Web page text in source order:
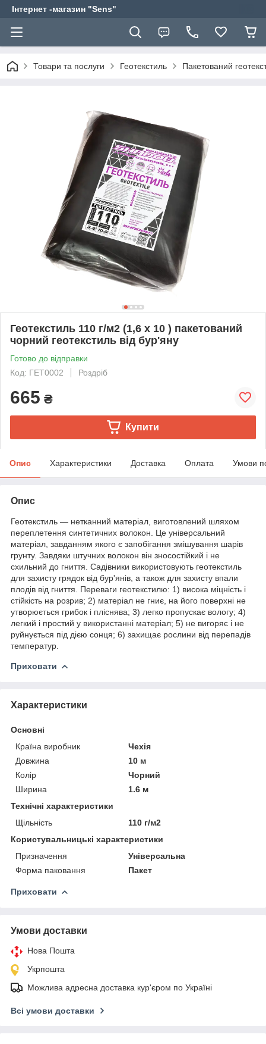
Інтернет -магазин "Sens"
Товари та послуги Геотекстиль Пакетований
Геотекстиль 110 г/м2 (1,6 х 10 ) пакетований
чорний геотекстиль від бур'яну
Готово до відправки
Код: ГЕТ0002
Роздріб
665 ₴
Купити
Опис Характеристики Доставка Оплата Умови
Опис
Геотекстиль — нетканний матеріал, виготовлений шляхом
переплетення синтетичних волокон. Це універсальний
матеріал, завданням якого є запобігання змішування шарів
грунту. Завдяки штучних волокон він зносостійкий і не
схильний до гниття. Садівники використовують геотекстиль
для захисту грядок від бур'янів, а також для захисту впали
плодів від гниття. Переваги геотекстилю: 1) висока міцність і
стійкість на розрив; 2) матеріал не гниє, на його поверхні не
утворюється грибок і пліснява; 3) легко пропускає вологу; 4)
легкий і простий у використанні матеріал; 5) не вигоряє і не
руйнується під дією сонця; 6) захищає рослини від перепадів
температур.
Приховати
Характеристики
Основні
Країна виробник
Чехія
Довжина
10 м
Колір
Чорний
Ширина
1.6 м
Технічні характеристики
Щільність
110 г/м2
Користувальницькі характеристики
Призначення
Універсальна
Форма паковання
Пакет
Приховати
Умови доставки
Нова Пошта
Укрпошта
Можлива адресна доставка кур'єром по Україні
Всі умови доставки